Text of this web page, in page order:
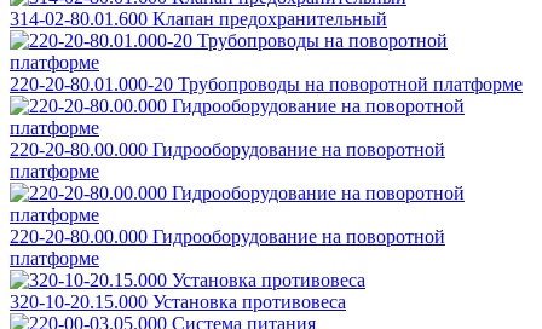
314-02-80.01.600 Клапан предохранительный
220-20-80.01.000-20 Трубопроводы на поворотной платформе
220-20-80.00.000 Гидрооборудование на поворотной
платформе
220-20-80.00.000 Гидрооборудование на поворотной
платформе
320-10-20.15.000 Установка противовеса